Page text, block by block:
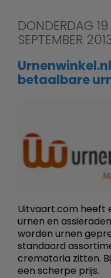
DONDERDAG 19
SEPTEMBER
betaalbare
Uitvaart.com heeft
urnen en
worden urnen
standaard
crematoria zitten.
een scherpe prijs.